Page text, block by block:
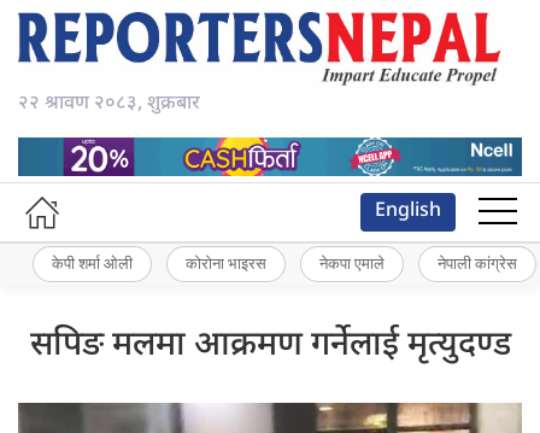
२२ श्रावण २०८३, शुक्रबार
English
केपी शर्मा ओली कोरोना भाइरस नेकपा एमाले नेपाली कांग्रेस
सपिङ मलमा आक्रमण गर्नेलाई मृत्युदण्ड